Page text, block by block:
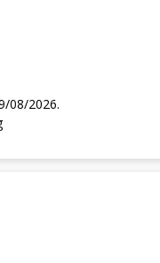
08/2026.